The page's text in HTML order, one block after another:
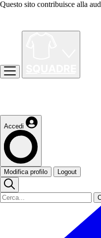
Questo sito contribuisce alla
Accedi
Modifica profilo Logout